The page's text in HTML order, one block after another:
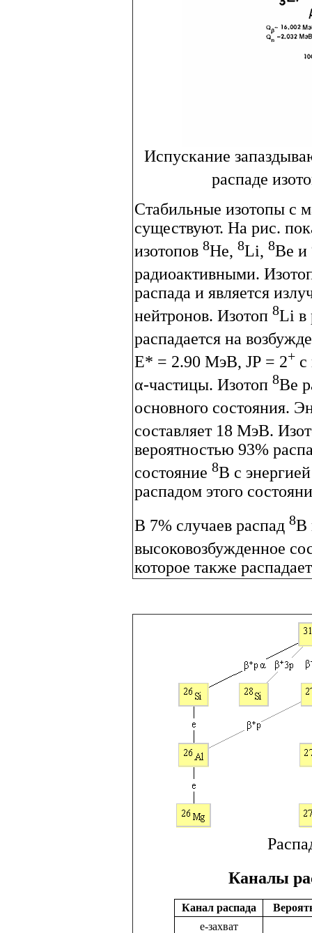
Испускание
распаде
Стабильные изотопы с
существуют. На рис.
изотопов 8He, 8Li, 8Be и
радиоактивными.
распада и является
нейтронов. Изотоп 8Li в
распадается на
E* = 2.90 МэВ, JP = 2+ с
α-частицы. Изотоп 8Be
основного состояния.
составляет 18 МэВ.
вероятностью 93%
состояние 8B с
распадом этого
В 7% случаев распад 8B
высоковозбужденное
которое также
Каналы
Канал распада
е-захват